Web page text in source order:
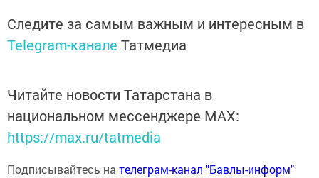
Следите за самым важным и интересным в
Telegram-канале Татмедиа
Читайте новости Татарстана в
национальном мессенджере MАХ:
https://max.ru/tatmedia
Подписывайтесь на телеграм-канал "Бавлы-информ"